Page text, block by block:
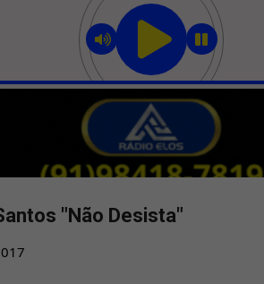
Pular para o conteúdo principal
"Não Desista"